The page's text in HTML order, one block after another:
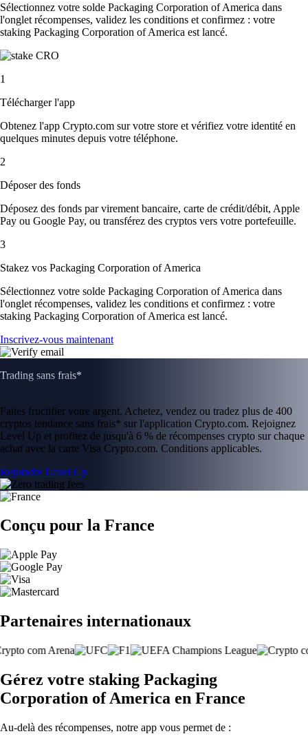
Sélectionnez votre solde Packaging Corporation of America dans
l'onglet récompenses, validez les conditions et confirmez : votre
staking Packaging Corporation of America est lancé.
1
Télécharger l'app
Obtenez l'app Crypto.com sur votre store et vérifiez votre identité en
quelques minutes depuis votre téléphone.
2
Déposer des fonds
Déposez des fonds par virement bancaire, carte de crédit/débit, Apple
Pay ou Google Pay, ou transférez des cryptos vers votre portefeuille.
3
Stakez vos Packaging Corporation of America
Sélectionnez votre solde Packaging Corporation of America dans
l'onglet récompenses, validez les conditions et confirmez : votre
staking Packaging Corporation of America est lancé.
Inscrivez-vous maintenant
Trading sans frais*
Faites fructifier votre argent. Achetez, vendez ou tradez plus de 400
cryptos tendance sans frais* sur l'application Crypto.com. Rejoignez
Level Up et profitez de jusqu'à 6 % de récompenses crypto sur chaque
achat avec la carte Visa Crypto.com. Conditions applicables.
Rejoindre Level Up
Conçu pour la France
Partenaires internationaux
Gérez votre staking Packaging
Corporation of America en France
Au-delà des récompenses, notre app vous permet de :